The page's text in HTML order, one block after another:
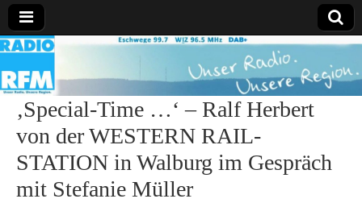
Radio
RFM
‚Special-Time …‘ – Ralf Herbert
von der WESTERN RAIL-
STATION in Walburg im Gespräch
mit Stefanie Müller